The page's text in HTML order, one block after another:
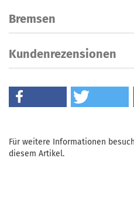
Bremsen
Kundenrezensionen
Für weitere Informationen
diesem Artikel.